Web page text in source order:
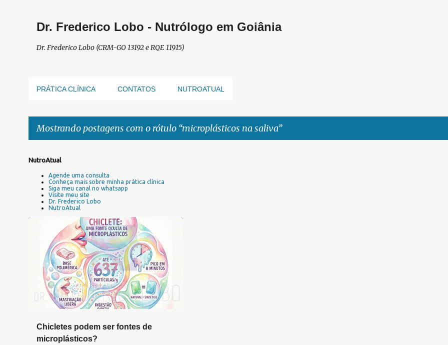
Dr. Frederico Lobo - Nutrólogo em Goiânia
Dr. Frederico Lobo (CRM-GO 13192 e RQE 11915)
PRÁTICA CLÍNICA CONTATOS NUTROATUAL
Mostrando postagens com o rótulo microplásticos na saliva
P
NutroAtual
Agende uma consulta
Conheça mais sobre minha prática clínica
Siga meu canal no whatsapp
Visite meu site
Dr. Frederico Lobo
NutroAtual
Chicletes podem ser fontes de
microplásticos?
COMPOSIÇÃO DA GOMA DE MASCAR